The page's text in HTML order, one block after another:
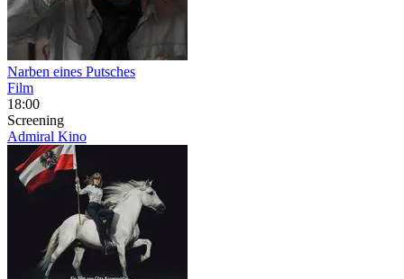
Narben eines Putsches
Film
18:00
Screening
Admiral Kino